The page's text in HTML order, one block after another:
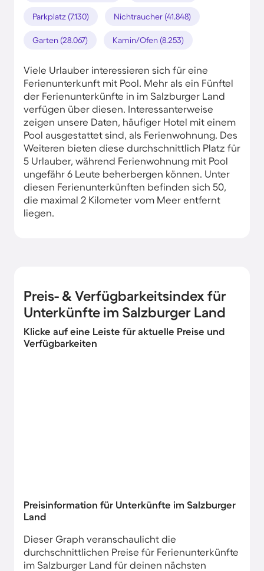
Parkplatz (7.130) Nichtraucher (41.848)
Garten (28.067) Kamin/Ofen (8.253)
Viele Urlauber interessieren sich für eine
Ferienunterkunft mit Pool. Mehr als ein Fünftel
der Ferienunterkünfte in im Salzburger Land
verfügen über diesen. Interessanterweise
zeigen unsere Daten, häufiger Hotel mit einem
Pool ausgestattet sind, als Ferienwohnung. Des
Weiteren bieten diese durchschnittlich Platz für
5 Urlauber, während Ferienwohnung mit Pool
ungefähr 6 Leute beherbergen können. Unter
diesen Ferienunterkünften befinden sich 50,
die maximal 2 Kilometer vom Meer entfernt
liegen.
Preis- & Verfügbarkeitsindex für
Unterkünfte im Salzburger Land
Klicke auf eine Leiste für aktuelle Preise und
Verfügbarkeiten
Preisinformation für Unterkünfte im Salzburger
Land
Dieser Graph veranschaulicht die
durchschnittlichen Preise für Ferienunterkünfte
im Salzburger Land für deinen nächsten